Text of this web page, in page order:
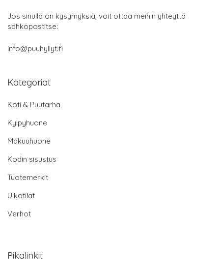
Jos sinulla on kysymyksiä, voit ottaa meihin yhteyttä
sähköpostitse:
info@puuhyllyt.fi
Kategoriat
Koti & Puutarha
Kylpyhuone
Makuuhuone
Kodin sisustus
Tuotemerkit
Ulkotilat
Verhot
Pikalinkit